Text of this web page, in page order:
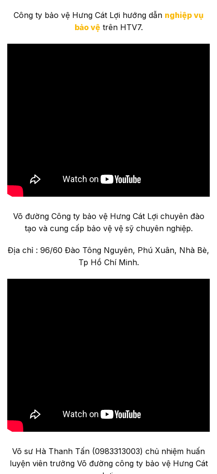
Công ty bảo vệ Hưng Cát Lợi hướng dẫn nghiệp vụ
bảo vệ trên HTV7.
Võ đường Công ty bảo vệ Hưng Cát Lợi chuyên đào
tạo và cung cấp bảo vệ vệ sỹ chuyên nghiệp.
Địa chỉ : 96/60 Đào Tông Nguyên, Phú Xuân, Nhà Bè,
Tp Hồ Chí Minh.
Võ sư Hà Thanh Tấn (0983313003) chủ nhiệm huấn
luyện viên trưởng Võ đường công ty bảo vệ Hưng Cát